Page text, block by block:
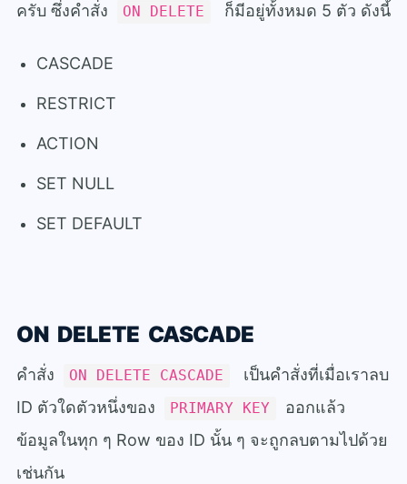
ครับ ซึ่งคำสั่ง ON DELETE ก็มีอยู่ทั้งหมด 5 ตัว ดังนี้
CASCADE
RESTRICT
ACTION
SET NULL
SET DEFAULT
ON DELETE CASCADE
คำสั่ง ON DELETE CASCADE
เป็นคำสั่งที่เมื่อเราลบ
ID ตัวใดตัวหนึ่งของ
PRIMARY KEY
ออกแล้ว
ข้อมูลในทุก ๆ Row ของ ID นั้น ๆ จะถูกลบตามไปด้วย
เช่นกัน